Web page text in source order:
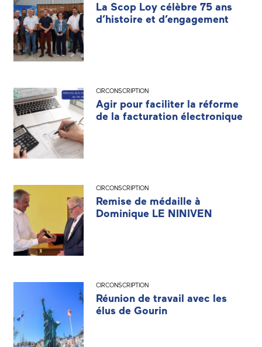
La Scop Loy célèbre 75 ans
d’histoire et d’engagement
CIRCONSCRIPTION
Agir pour faciliter la réforme
de la facturation électronique
CIRCONSCRIPTION
Remise de médaille à
Dominique LE NINIVEN
CIRCONSCRIPTION
Réunion de travail avec les
élus de Gourin